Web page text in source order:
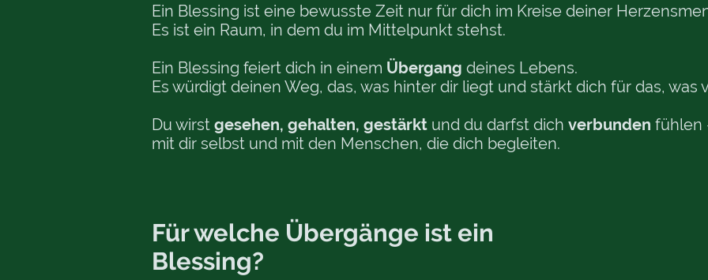
Ein Blessing ist eine bewusste Zeit nur für dich im Kreise deiner
Es ist ein Raum, in dem du im Mittelpunkt stehst.
Ein Blessing feiert dich in einem Übergang deines Lebens.
Es würdigt deinen Weg, das, was hinter dir liegt und stärkt dich für das, was
Du wirst gesehen, gehalten, gestärkt und du darfst dich verbunden fühlen
mit dir selbst und mit den Menschen, die dich begleiten.
Für welche Übergänge ist ein
Blessing?